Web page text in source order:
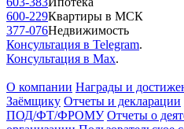
600-229Квартиры в МСК
377-076Недвижимость
Консультация в Telegram.
Консультация в Max.
О компании Награды и
Заёмщику Отчеты и декларации
ПОД/ФТ/ФРОМУ Отчеты о